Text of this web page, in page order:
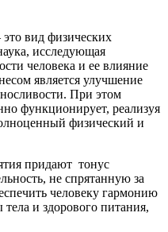
вид физических
исследующая
человека и ее влияние
является улучшение
При этом
функционирует, реализуя
физический и
придают тонус
не спрятанную за
человеку гармонию
и здорового питания,